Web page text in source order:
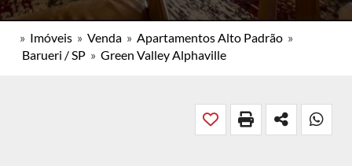
» Imóveis » Venda » Apartamentos Alto Padrão »
Barueri / SP » Green Valley Alphaville